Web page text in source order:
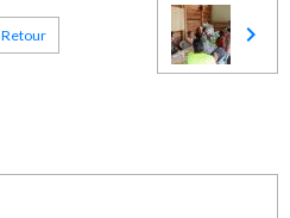
Retour